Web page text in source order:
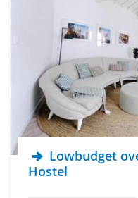
Lowbudget
Hostel